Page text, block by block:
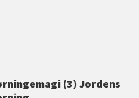
i (3) Jordens